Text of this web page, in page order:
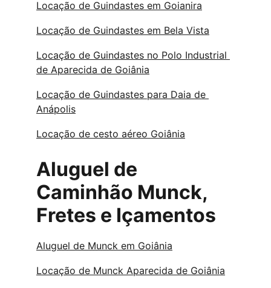
Locação de Guindastes em Goianira
Locação de Guindastes em Bela Vista
Locação de Guindastes no Polo Industrial
de Aparecida de Goiânia
Locação de Guindastes para Daia de
Anápolis
Locação de cesto aéreo Goiânia
Aluguel de
Caminhão Munck,
Fretes e Içamentos
Aluguel de Munck em Goiânia
Locação de Munck Aparecida de Goiânia